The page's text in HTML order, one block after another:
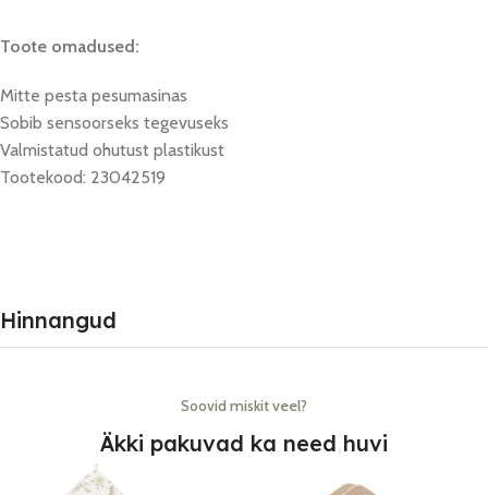
Toote omadused:
Mitte pesta pesumasinas
Sobib sensoorseks tegevuseks
Valmistatud ohutust plastikust
Tootekood: 23042519
Hinnangud
Soovid miskit veel?
Äkki pakuvad ka need huvi